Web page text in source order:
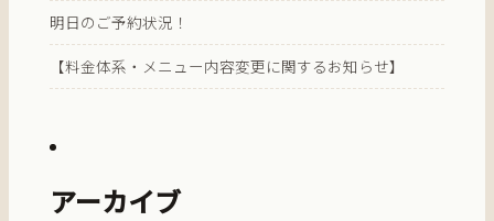
明日のご予約状況！
【料金体系・メニュー内容変更に関するお知らせ】
アーカイブ